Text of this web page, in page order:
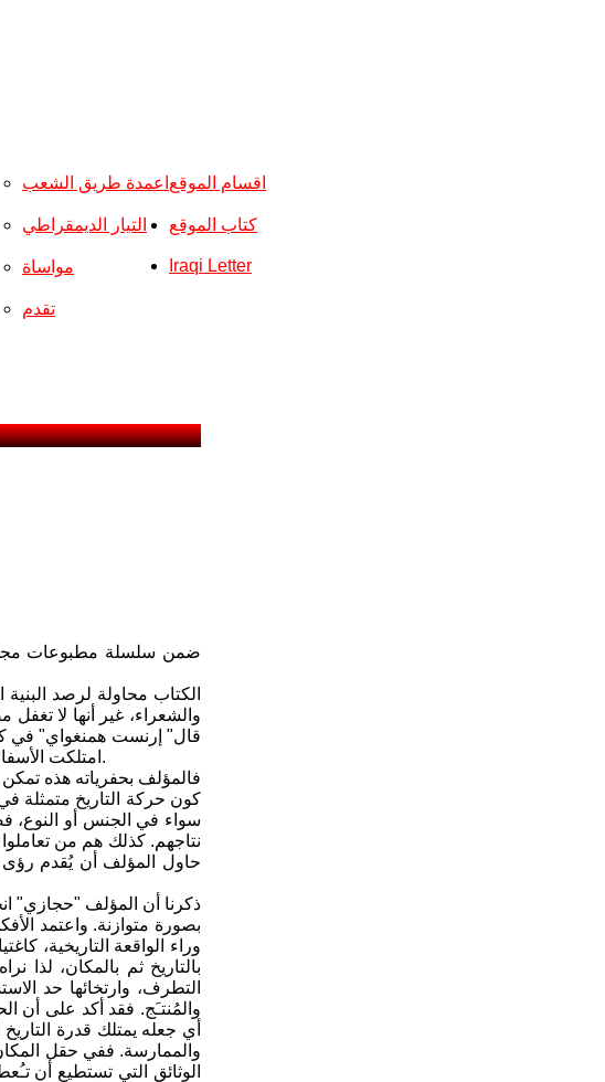
اقسام الموقع اعمدة طريق الشعب
التيار الديمقراطي
مواساة
تقدم
كتاب الموقع
Iraqi Letter
ضمن سلسلة مطبوعات
الكتاب محاولة لرصد
والشعراء، غير أنها لا
قال" إرنست همنغواي" في
امتلكت الأسفار حقائق، كانت خلاصتها انبثاق بنى فكرية وأخلاقية، كذلك تنوع في وجهات النظر، أفادت في بلورة مواقف في التاريخ الإبداعي.
فالمؤلف بحفرياته هذه
كون حركة التاريخ متمثلة
سواء في الجنس أو النوع،
نتاجهم. كذلك هم من تعاملوا
حاول المؤلف أن يُقدم رؤى
ذكرنا أن المؤلف "حجازي"
بصورة متوازنة. واعتمد
بالتاريخ ثم بالمكان،
التطرف، وارتخائها حد
والمُنتـَج. فقد أكد على أن
أي جعله يمتلك قدرة
والممارسة. ففي حقل
الوثائق التي تستطيع أن